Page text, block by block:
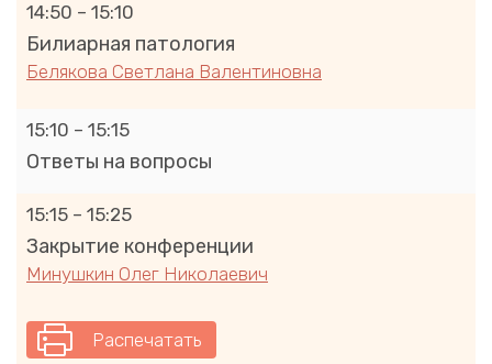
14:50 – 15:10
Билиарная патология
Белякова Светлана Валентиновна
15:10 – 15:15
Ответы на вопросы
15:15 – 15:25
Закрытие конференции
Минушкин Олег Николаевич
Распечатать